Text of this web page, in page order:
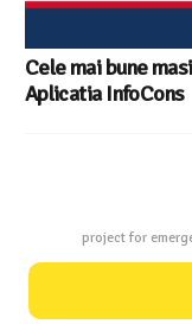
Cele mai bune
Aplicatia InfoCons
project for